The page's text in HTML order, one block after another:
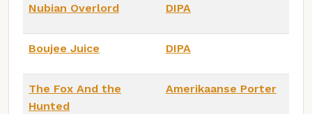
Nubian Overlord DIPA
Boujee Juice DIPA
The Fox And the
Hunted
Amerikaanse Porter